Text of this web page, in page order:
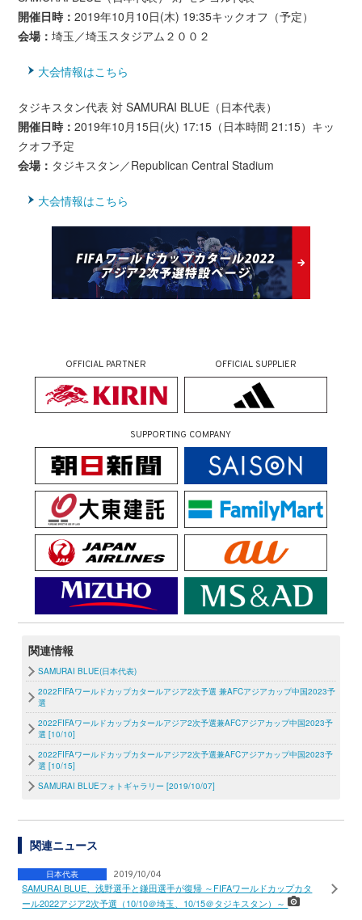
開催日時：2019年10月10日(木) 19:35キックオフ（予定）
会場：埼玉／埼玉スタジアム２００２
大会情報はこちら
タジキスタン代表 対 SAMURAI BLUE（日本代表）
開催日時：2019年10月15日(火) 17:15（日本時間 21:15）キッ
クオフ予定
会場： タジキスタン／Republican Central Stadium
大会情報はこちら
OFFICIAL PARTNER OFFICIAL SUPPLIER
SUPPORTING COMPANY
関連情報
SAMURAI BLUE(日本代表)
2022FIFAワールドカップカタールアジア2次予選 兼AFCアジアカップ中国2023予
選
2022FIFAワールドカップカタールアジア2次予選兼AFCアジアカップ中国2023予
選 [10/10]
2022FIFAワールドカップカタールアジア2次予選兼AFCアジアカップ中国2023予
選 [10/15]
SAMURAI BLUEフォトギャラリー [2019/10/07]
関連ニュース
日本代表 2019/10/04
SAMURAI BLUE、浅野選手と鎌田選手が復帰 ～FIFAワールドカップカタ
ール2022アジア2次予選（10/10＠埼玉、10/15＠タジキスタン）～